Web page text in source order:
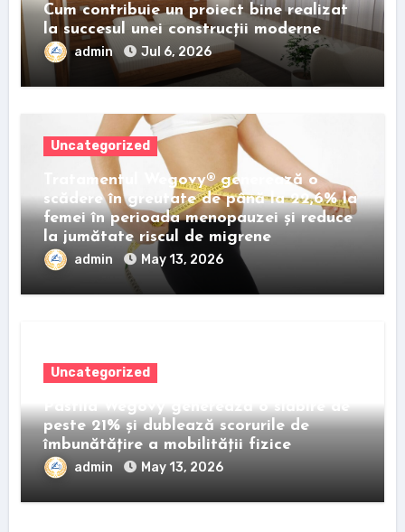
Cum contribuie un proiect bine realizat
la succesul unei construcții moderne
admin Jul 6, 2026
Uncategorized
Tratamentul Wegovy® generează o
scădere în greutate de până la 22,6% la
femei în perioada menopauzei și reduce
la jumătate riscul de migrene
admin May 13, 2026
Uncategorized
Pastila Wegovy generează o slăbire de
peste 21% și dublează scorurile de
îmbunătățire a mobilității fizice
admin May 13, 2026